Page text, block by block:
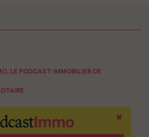
LE PODCAST IMMOBILIER DE